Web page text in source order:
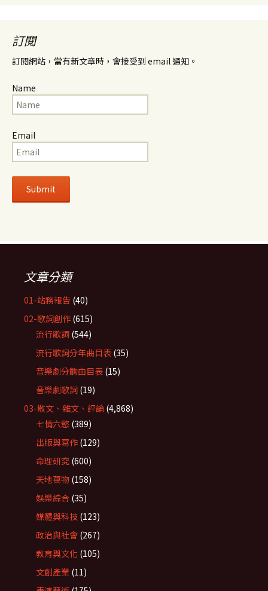
訂閱
訂閱網站，當有新文章時，會接受到 email 通知。
Name
Email
文章分類
01-站務報告 (40)
02-歌詞創作 (615)
流行歌詞 (544)
流行歌詞分年曲目表 (35)
音樂劇分齣曲目表 (15)
音樂劇歌詞 (19)
03-散文、雜文、評論 (4,868)
七情六慾 (389)
出版與寫作 (129)
命理研究 (600)
天地萬物 (158)
娛樂綜合 (35)
媒體與科技 (123)
政治與社會 (267)
教育與文化 (105)
文創產業 (11)